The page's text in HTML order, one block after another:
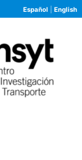
Español English